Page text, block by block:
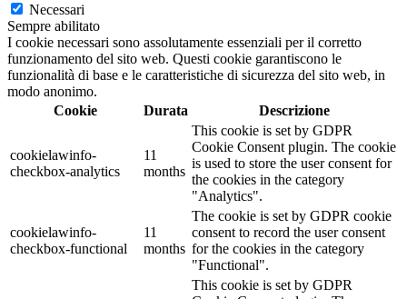
Necessari
Sempre abilitato
I cookie necessari sono assolutamente essenziali per il corretto
funzionamento del sito web. Questi cookie garantiscono le
funzionalità di base e le caratteristiche di sicurezza del sito web, in
modo anonimo.
Cookie
Durata Descrizione
cookielawinfo-
checkbox-analytics
11
months
This cookie is set by GDPR
Cookie Consent plugin. The cookie
is used to store the user consent for
the cookies in the category
"Analytics".
cookielawinfo-
checkbox-functional
11
months
The cookie is set by GDPR cookie
consent to record the user consent
for the cookies in the category
"Functional".
This cookie is set by GDPR